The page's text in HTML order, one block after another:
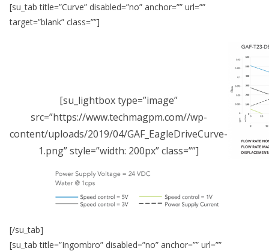
[su_tab title=”Curve” disabled=”no” anchor=”” url=””
target=”blank” class=””]
[su_lightbox type=”image”
src=”https://www.techmagpm.com//wp-
content/uploads/2019/04/GAF_EagleDriveCurve-
1.png” style=”width: 200px” class=””]
[/su_tab]
[su_tab title=”Ingombro” disabled=”no” anchor=”” url=””